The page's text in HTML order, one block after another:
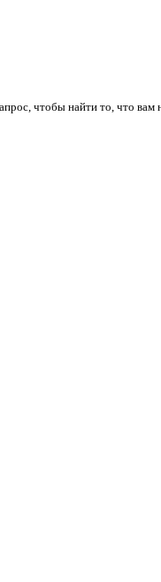
чтобы найти то, что вам